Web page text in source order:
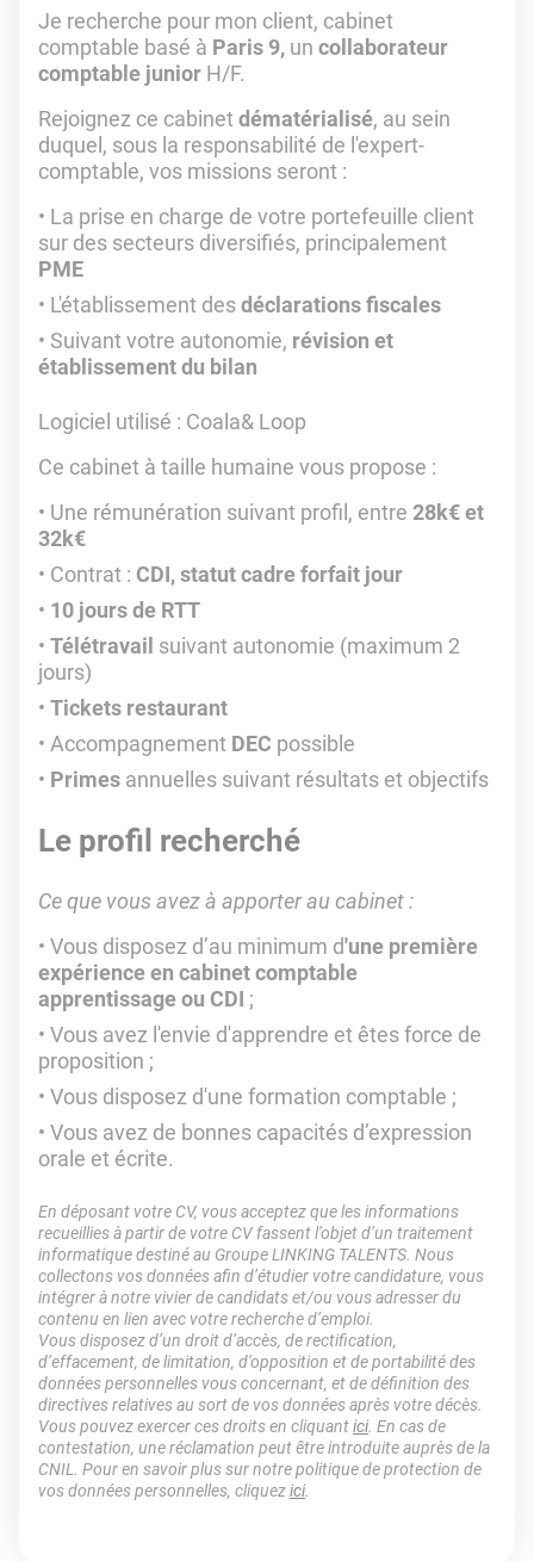
Je recherche pour mon client, cabinet
comptable basé à Paris 9, un collaborateur
comptable junior H/F.
Rejoignez ce cabinet dématérialisé, au sein
duquel, sous la responsabilité de l'expert-
comptable, vos missions seront :
La prise en charge de votre portefeuille client
sur des secteurs diversifiés, principalement
PME
L'établissement desdéclarations fiscales
Suivant votre autonomie, révision et
établissement du bilan
Logiciel utilisé : Coala& Loop
Ce cabinet à taille humaine vous propose :
Une rémunération suivant profil, entre 28k€ et
32k€
Contrat : CDI, statut cadre forfait jour
10 jours de RTT
Télétravail suivant autonomie (maximum 2
jours)
Tickets restaurant
Accompagnement DEC possible
Primes annuelles suivant résultats et objectifs
Le profil recherché
Ce que vous avez à apporter au cabinet :
Vous disposez d’au minimum d'une première
expérience en cabinet comptable
apprentissage ou CDI ;
Vous avez l'envie d'apprendre et êtes force de
proposition ;
Vous disposez d'une formation comptable ;
Vous avez de bonnes capacités d’expression
orale et écrite.
En déposant votre CV, vous acceptez que les informations
recueillies à partir de votre CV fassent l’objet d’un traitement
informatique destiné au Groupe LINKING TALENTS. Nous
collectons vos données afin d’étudier votre candidature, vous
intégrer à notre vivier de candidats et/ou vous adresser du
contenu en lien avec votre recherche d’emploi.
Vous disposez d’un droit d’accès, de rectification,
d’effacement, de limitation, d’opposition et de portabilité des
données personnelles vous concernant, et de définition des
directives relatives au sort de vos données après votre décès.
Vous pouvez exercer ces droits en cliquantici. En cas de
contestation, une réclamation peut être introduite auprès de la
CNIL. Pour en savoir plus sur notre politique de protection de
vos données personnelles, cliquezici.